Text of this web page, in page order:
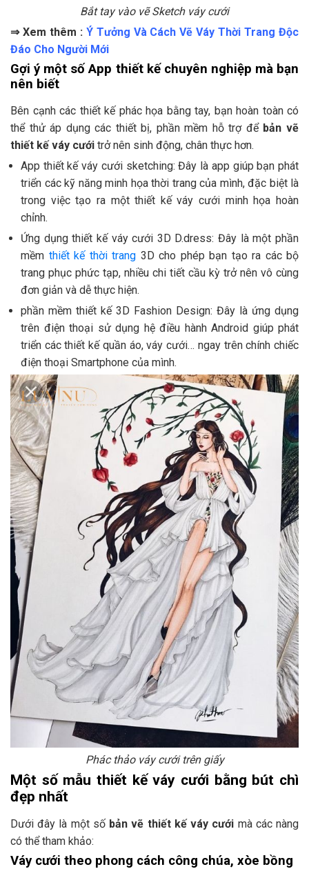
Bắt tay vào vẽ Sketch váy cưới
⇒ Xem thêm : Ý Tưởng Và Cách Vẽ Váy Thời Trang Độc
Đáo Cho Người Mới
Gợi ý một số App thiết kế chuyên nghiệp mà bạn
nên biết
Bên cạnh các thiết kế phác họa bằng tay, bạn hoàn toàn có
thể thử áp dụng các thiết bị, phần mềm hỗ trợ để bản vẽ
thiết kế váy cưới trở nên sinh động, chân thực hơn.
App thiết kế váy cưới sketching: Đây là app giúp bạn phát
triển các kỹ năng minh họa thời trang của mình, đặc biệt là
trong việc tạo ra một thiết kế váy cưới minh họa hoàn
chỉnh.
Ứng dụng thiết kế váy cưới 3D D.dress: Đây là một phần
mềm thiết kế thời trang 3D cho phép bạn tạo ra các bộ
trang phục phức tạp, nhiều chi tiết cầu kỳ trở nên vô cùng
đơn giản và dễ thực hiện.
phần mềm thiết kế 3D Fashion Design: Đây là ứng dụng
trên điện thoại sử dụng hệ điều hành Android giúp phát
triển các thiết kế quần áo, váy cưới… ngay trên chính chiếc
điện thoại Smartphone của mình.
Phác thảo váy cưới trên giấy
Một số mẫu thiết kế váy cưới bằng bút chì
đẹp nhất
Dưới đây là một số bản vẽ thiết kế váy cưới mà các nàng
có thể tham khảo:
Váy cưới theo phong cách công chúa, xòe bồng